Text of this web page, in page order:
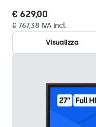
€ 629,00
€ 767,38 IVA incl.
Visualizza